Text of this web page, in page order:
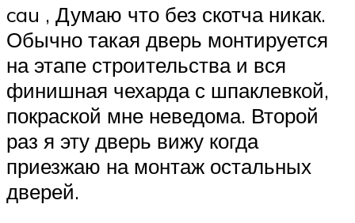
cau , Думаю что без скотча никак.
Обычно такая дверь монтируется
на этапе строительства и вся
финишная чехарда с шпаклевкой,
покраской мне неведома. Второй
раз я эту дверь вижу когда
приезжаю на монтаж остальных
дверей.